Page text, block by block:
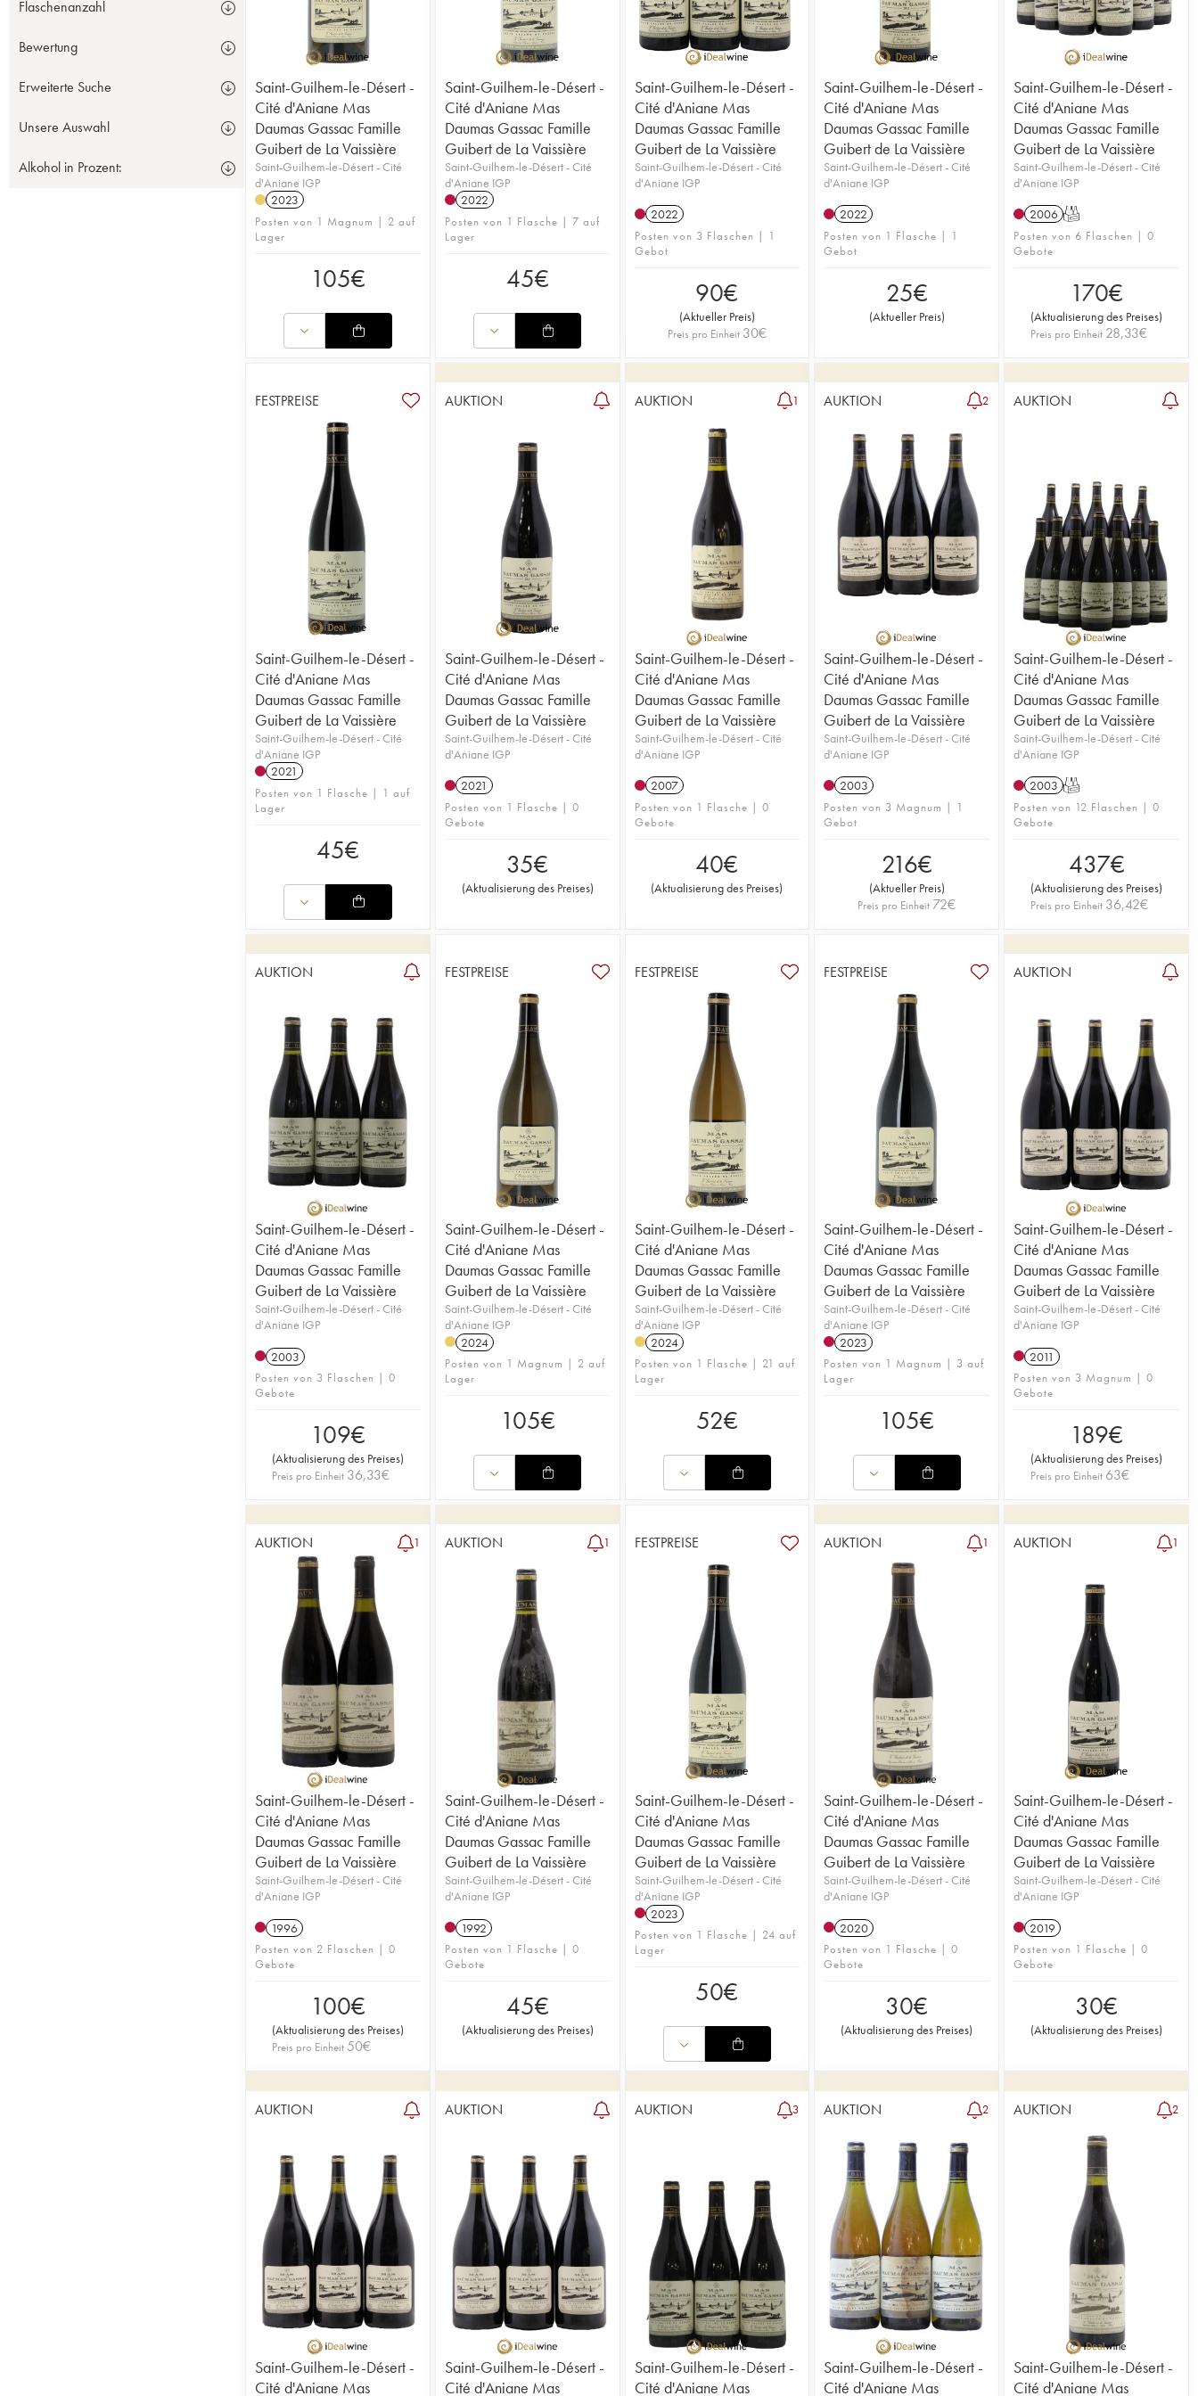
Flaschenanzahl
Bewertung
Erweiterte Suche
Unsere Auswahl
Alkohol in Prozent:
Belüftung notwendig, idealerweise drei bis vier Stunden, wenn nicht sogar
noch länger.
ihrer Aromen machen eine lange Belüftung notwendig, idealerweise drei
bis vier Stunden, wenn nicht sogar noch länger.
Saint-Guilhem-le-Désert -
Cité d'Aniane Mas
Daumas Gassac Famille
Guibert de La Vaissière
Saint-Guilhem-le-Désert - Cité
d'Aniane IGP
2023
Posten von 1 Magnum | 2 auf
Lager
105€
Saint-Guilhem-le-Désert -
Cité d'Aniane Mas
Daumas Gassac Famille
Guibert de La Vaissière
Saint-Guilhem-le-Désert - Cité
d'Aniane IGP
2022
Posten von 1 Flasche | 7 auf
Lager
45€
Saint-Guilhem-le-Désert -
Cité d'Aniane Mas
Daumas Gassac Famille
Guibert de La Vaissière
Saint-Guilhem-le-Désert - Cité
d'Aniane IGP
2022
Posten von 3 Flaschen | 1
Gebot
90€
(Aktueller Preis)
Preis pro Einheit 30€
Saint-Guilhem-le-Désert -
Cité d'Aniane Mas
Daumas Gassac Famille
Guibert de La Vaissière
Saint-Guilhem-le-Désert - Cité
d'Aniane IGP
2022
Posten von 1 Flasche | 1
Gebot
25€
(Aktueller Preis)
Saint-Guilhem-le-Désert -
Cité d'Aniane Mas
Daumas Gassac Famille
Guibert de La Vaissière
Saint-Guilhem-le-Désert - Cité
d'Aniane IGP
2006 T
Posten von 6 Flaschen | 0
Gebote
170€
(Aktualisierung des Preises)
Preis pro Einheit 28,33€
FESTPREISE
Saint-Guilhem-le-Désert -
Cité d'Aniane Mas
Daumas Gassac Famille
Guibert de La Vaissière
Saint-Guilhem-le-Désert - Cité
d'Aniane IGP
2021
Posten von 1 Flasche | 1 auf
Lager
45€
AUKTION
Saint-Guilhem-le-Désert -
Cité d'Aniane Mas
Daumas Gassac Famille
Guibert de La Vaissière
Saint-Guilhem-le-Désert - Cité
d'Aniane IGP
2021
Posten von 1 Flasche | 0
Gebote
35€
(Aktualisierung des Preises)
AUKTION 1
Saint-Guilhem-le-Désert -
Cité d'Aniane Mas
Daumas Gassac Famille
Guibert de La Vaissière
Saint-Guilhem-le-Désert - Cité
d'Aniane IGP
2007
Posten von 1 Flasche | 0
Gebote
40€
(Aktualisierung des Preises)
AUKTION 2
Saint-Guilhem-le-Désert -
Cité d'Aniane Mas
Daumas Gassac Famille
Guibert de La Vaissière
Saint-Guilhem-le-Désert - Cité
d'Aniane IGP
2003
Posten von 3 Magnum | 1
Gebot
216€
(Aktueller Preis)
Preis pro Einheit 72€
AUKTION
Saint-Guilhem-le-Désert -
Cité d'Aniane Mas
Daumas Gassac Famille
Guibert de La Vaissière
Saint-Guilhem-le-Désert - Cité
d'Aniane IGP
2003 T
Posten von 12 Flaschen | 0
Gebote
437€
(Aktualisierung des Preises)
Preis pro Einheit 36,42€
AUKTION
Saint-Guilhem-le-Désert -
Cité d'Aniane Mas
Daumas Gassac Famille
Guibert de La Vaissière
Saint-Guilhem-le-Désert - Cité
d'Aniane IGP
2003
Posten von 3 Flaschen | 0
Gebote
109€
(Aktualisierung des Preises)
Preis pro Einheit 36,33€
FESTPREISE
Saint-Guilhem-le-Désert -
Cité d'Aniane Mas
Daumas Gassac Famille
Guibert de La Vaissière
Saint-Guilhem-le-Désert - Cité
d'Aniane IGP
2024
Posten von 1 Magnum | 2 auf
Lager
105€
FESTPREISE
Saint-Guilhem-le-Désert -
Cité d'Aniane Mas
Daumas Gassac Famille
Guibert de La Vaissière
Saint-Guilhem-le-Désert - Cité
d'Aniane IGP
2024
Posten von 1 Flasche | 21 auf
Lager
52€
FESTPREISE
Saint-Guilhem-le-Désert -
Cité d'Aniane Mas
Daumas Gassac Famille
Guibert de La Vaissière
Saint-Guilhem-le-Désert - Cité
d'Aniane IGP
2023
Posten von 1 Magnum | 3 auf
Lager
105€
AUKTION
Saint-Guilhem-le-Désert -
Cité d'Aniane Mas
Daumas Gassac Famille
Guibert de La Vaissière
Saint-Guilhem-le-Désert - Cité
d'Aniane IGP
2011
Posten von 3 Magnum | 0
Gebote
189€
(Aktualisierung des Preises)
Preis pro Einheit 63€
AUKTION 1
Saint-Guilhem-le-Désert -
Cité d'Aniane Mas
Daumas Gassac Famille
Guibert de La Vaissière
Saint-Guilhem-le-Désert - Cité
d'Aniane IGP
1996
Posten von 2 Flaschen | 0
Gebote
100€
(Aktualisierung des Preises)
Preis pro Einheit 50€
AUKTION 1
Saint-Guilhem-le-Désert -
Cité d'Aniane Mas
Daumas Gassac Famille
Guibert de La Vaissière
Saint-Guilhem-le-Désert - Cité
d'Aniane IGP
1992
Posten von 1 Flasche | 0
Gebote
45€
(Aktualisierung des Preises)
FESTPREISE
Saint-Guilhem-le-Désert -
Cité d'Aniane Mas
Daumas Gassac Famille
Guibert de La Vaissière
Saint-Guilhem-le-Désert - Cité
d'Aniane IGP
2023
Posten von 1 Flasche | 24 auf
Lager
50€
AUKTION 1
Saint-Guilhem-le-Désert -
Cité d'Aniane Mas
Daumas Gassac Famille
Guibert de La Vaissière
Saint-Guilhem-le-Désert - Cité
d'Aniane IGP
2020
Posten von 1 Flasche | 0
Gebote
30€
(Aktualisierung des Preises)
AUKTION 1
Saint-Guilhem-le-Désert -
Cité d'Aniane Mas
Daumas Gassac Famille
Guibert de La Vaissière
Saint-Guilhem-le-Désert - Cité
d'Aniane IGP
2019
Posten von 1 Flasche | 0
Gebote
30€
(Aktualisierung des Preises)
AUKTION
Saint-Guilhem-le-Désert -
Cité d'Aniane Mas
AUKTION
Saint-Guilhem-le-Désert -
Cité d'Aniane Mas
AUKTION 3
Saint-Guilhem-le-Désert -
Cité d'Aniane Mas
AUKTION 2
Saint-Guilhem-le-Désert -
Cité d'Aniane Mas
AUKTION 2
Saint-Guilhem-le-Désert -
Cité d'Aniane Mas